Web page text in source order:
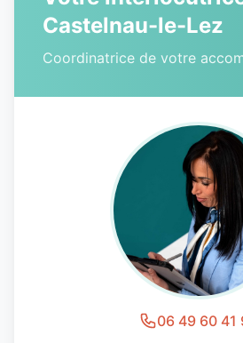
Castelnau-le-Lez
Coordinatrice de votre
06 49 60 41